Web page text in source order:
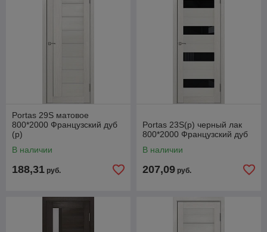
Portas 29S матовое
800*2000 Французский дуб
(р)
В наличии
188,31 руб.
Portas 23S(р) черный лак
800*2000 Французский дуб
В наличии
207,09 руб.